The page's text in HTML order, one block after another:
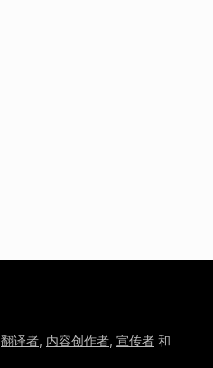
翻译者 内容创作者 宣传者 和